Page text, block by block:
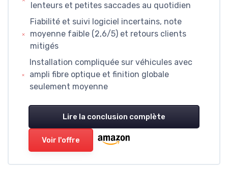
lenteurs et petites saccades au quotidien
Fiabilité et suivi logiciel incertains, note
moyenne faible (2,6/5) et retours clients
mitigés
Installation compliquée sur véhicules avec
ampli fibre optique et finition globale
seulement moyenne
Lire la conclusion complète
Voir l'offre